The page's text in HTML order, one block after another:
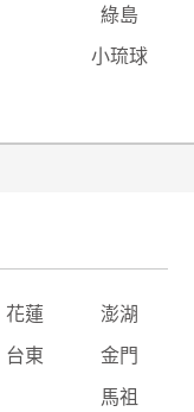
綠島
小琉球
花蓮 澎湖
台東 金門
馬祖